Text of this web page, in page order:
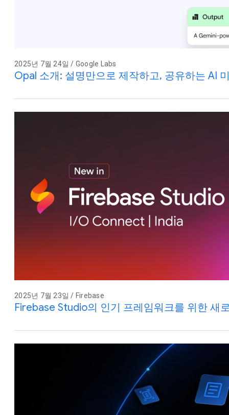
2025년 7월 24일 / Google Labs
Opal 소개: 설명만으로 제작하고, 공유하는 AI
2025년 7월 23일 / Firebase
Firebase Studio의 인기 프레임워크를 위한 새